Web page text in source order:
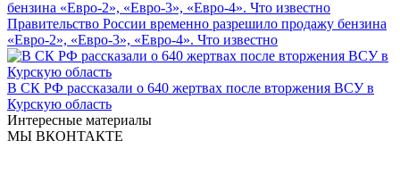
Правительство России временно разрешило продажу бензина
«Евро-2», «Евро-3», «Евро-4». Что известно
В СК РФ рассказали о 640 жертвах после вторжения ВСУ в
Курскую область
Интересные материалы
МЫ ВКОНТАКТЕ